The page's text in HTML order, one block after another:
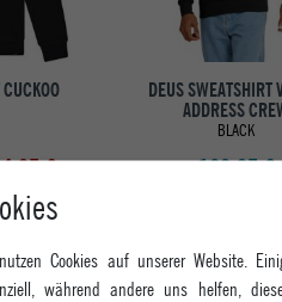
€
DEUS SWEATSHIRT
ADDRESS
BLACK
109,95 €
-20%Cookies auf unserer Website.
während andere uns helfen,